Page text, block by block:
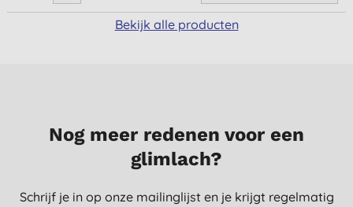
Bekijk alle producten
Nog meer redenen voor een
glimlach?
Schrijf je in op onze mailinglijst en je krijgt regelmatig